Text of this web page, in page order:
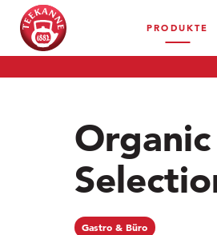
PRODUKTE
Gastro & Büro